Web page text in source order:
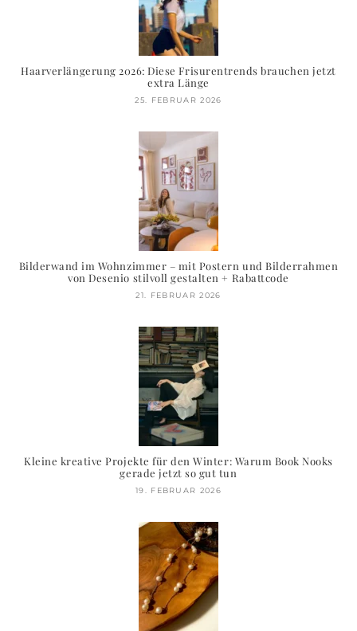
Haarverlängerung 2026: Diese Frisurentrends brauchen jetzt
extra Länge
25. FEBRUAR 2026
Bilderwand im Wohnzimmer – mit Postern und Bilderrahmen
von Desenio stilvoll gestalten + Rabattcode
21. FEBRUAR 2026
Kleine kreative Projekte für den Winter: Warum Book Nooks
gerade jetzt so gut tun
19. FEBRUAR 2026